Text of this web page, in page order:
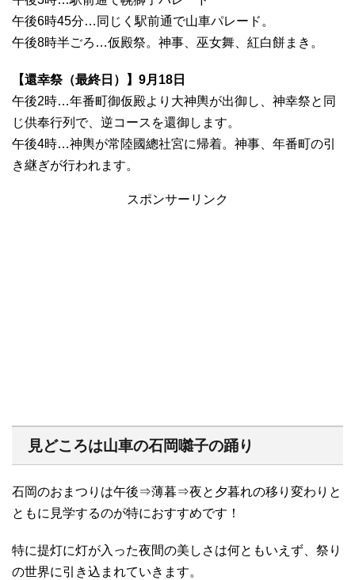
午後6時45分…同じく駅前通で山車パレード。
午後8時半ごろ…仮殿祭。神事、巫女舞、紅白餅まき。
【還幸祭（最終日）】9月18日
午後2時…年番町御仮殿より大神輿が出御し、神幸祭と同
じ供奉行列で、逆コースを還御します。
午後4時…神輿が常陸國總社宮に帰着。神事、年番町の引
き継ぎが行われます。
スポンサーリンク
見どころは山車の石岡囃子の踊り
石岡のおまつりは午後⇒薄暮⇒夜と夕暮れの移り変わりと
ともに見学するのが特におすすめです！
特に提灯に灯が入った夜間の美しさは何ともいえず、祭り
の世界に引き込まれていきます。